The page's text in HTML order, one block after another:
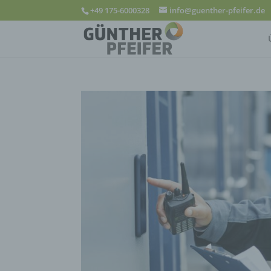
+49 175-6000328 info@guenther-pfeifer.de